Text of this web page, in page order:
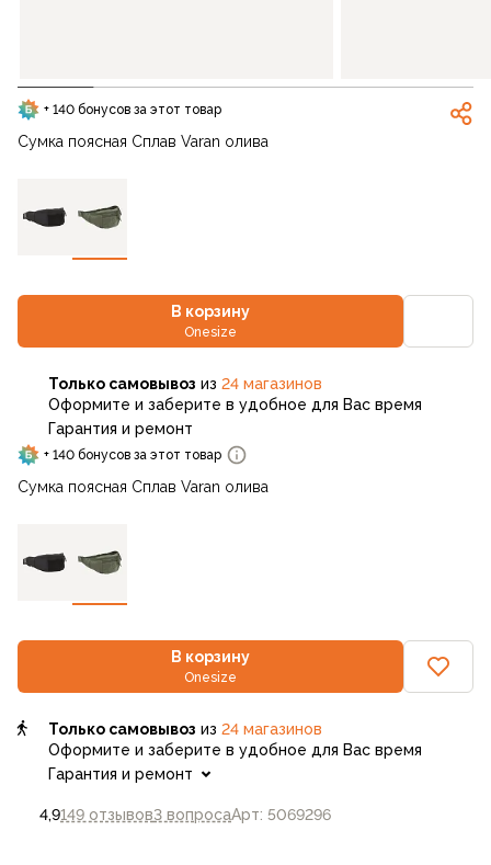
+ 140 бонусов за этот товар
Сумка поясная Сплав Varan олива
В корзину
Onesize
4,9149 отзывов3 вопросаАрт: 5069296
Только самовывоз из 24 магазинов
Оформите и заберите в удобное для Вас время
Гарантия и ремонт
+ 140 бонусов за этот товар
Сумка поясная Сплав Varan олива
В корзину
Onesize
Только самовывоз из 24 магазинов
Оформите и заберите в удобное для Вас время
Гарантия и ремонт